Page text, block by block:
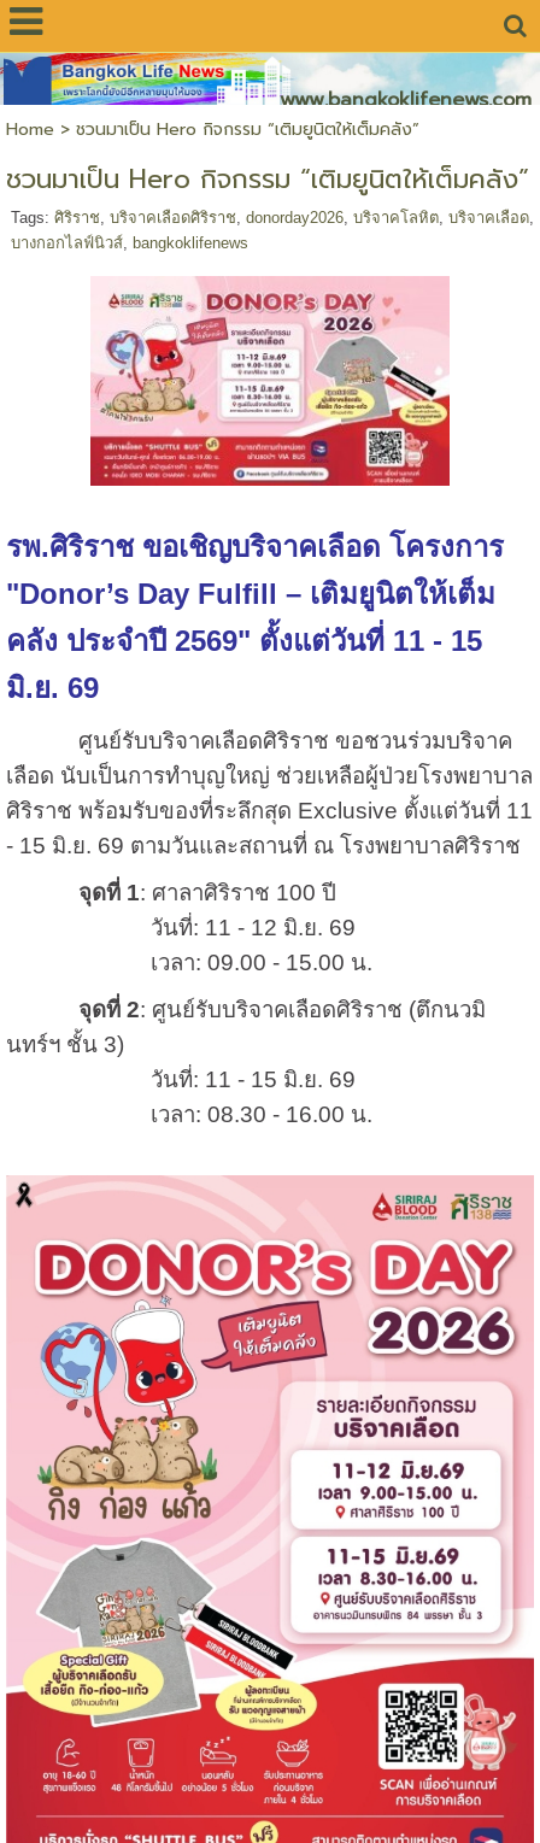
www.bangkoklifenews.com
Home > ชวนมาเป็น Hero กิจกรรม “เติมยูนิตให้เต็มคลัง”
ชวนมาเป็น Hero กิจกรรม “เติมยูนิตให้เต็มคลัง”
Tags: ศิริราช บริจาคเลือดศิริราช donorday2026, บริจาคโลหิต, บริจาคเลือด,
บางกอกไลฟ์นิวส์, bangkoklifenews
รพ.ศิริราช ขอเชิญบริจาคเลือด โครงการ
"Donor’s Day Fulfill – เติมยูนิตให้เต็ม
คลัง ประจำปี 2569" ตั้งแต่วันที่ 11 - 15
มิ.ย. 69
ศูนย์รับบริจาคเลือดศิริราช ขอชวนร่วมบริจาค
เลือด นับเป็นการทำบุญใหญ่ ช่วยเหลือผู้ป่วยโรงพยาบาล
ศิริราช พร้อมรับของที่ระลึกสุด Exclusive ตั้งแต่วันที่ 11
- 15 มิ.ย. 69 ตามวันและสถานที่ ณ โรงพยาบาลศิริราช
จุดที่ 1: ศาลาศิริราช 100 ปี
วันที่: 11 - 12 มิ.ย. 69
เวลา: 09.00 - 15.00 น.
จุดที่ 2: ศูนย์รับบริจาคเลือดศิริราช (ตึกนวมิ
นทร์ฯ ชั้น 3)
วันที่: 11 - 15 มิ.ย. 69
เวลา: 08.30 - 16.00 น.